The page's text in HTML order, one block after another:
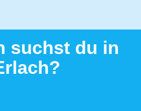
suchst du in